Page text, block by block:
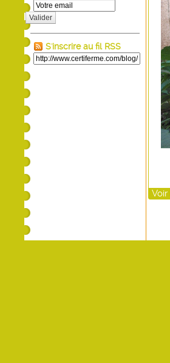
Valider
S'inscrire au fil RSS
Voir